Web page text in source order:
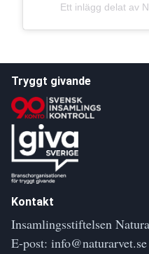
Ett inlägg delat av
Tryggt givande
Kontakt
Insamlingsstiftelsen
E-post: info@naturarvet.se